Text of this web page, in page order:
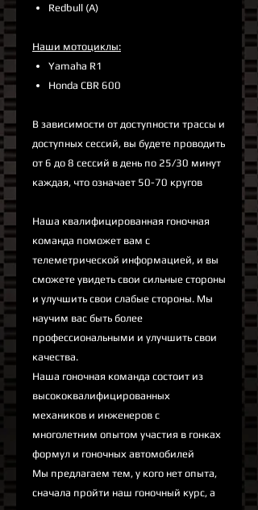
Redbull (A)
Наши мотоциклы:
Yamaha R1
Honda CBR 600
В зависимости от доступности трассы и
доступных сессий, вы будете проводить
от 6 до 8 сессий в день по 25/30 минут
каждая, что означает 50-70 кругов
Наша квалифицированная гоночная
команда поможет вам с
телеметрической информацией, и вы
сможете увидеть свои сильные стороны
и улучшить свои слабые стороны. Мы
научим вас быть более
профессиональными и улучшить свои
качества.
Наша гоночная команда состоит из
высококвалифицированных
механиков и инженеров с
многолетним опытом участия в гонках
формул и гоночных автомобилей
Мы предлагаем тем, у кого нет опыта,
сначала пройти наш гоночный курс, а